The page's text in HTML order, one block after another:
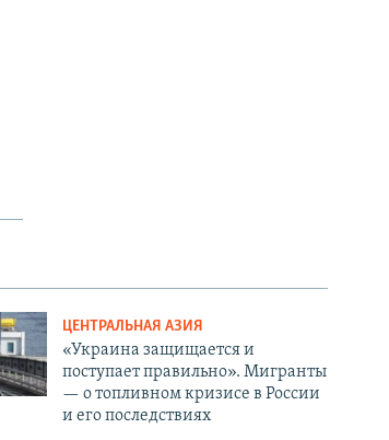
ЦЕНТРАЛЬНАЯ АЗИЯ
«Украина защищается и
поступает правильно». Мигранты
— о топливном кризисе в России
и его последствиях